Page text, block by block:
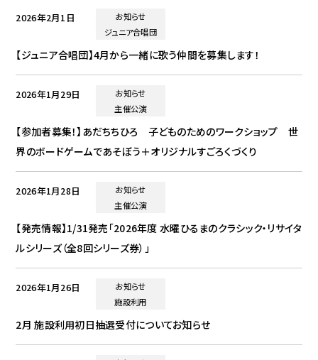
2026年2月1日
お知らせ
ジュニア合唱団
【ジュニア合唱団】4月から一緒に歌う仲間を募集します！
2026年1月29日
お知らせ
主催公演
【参加者募集！】あだちちひろ 子どものためのワークショップ 世
界のボードゲームであそぼう＋オリジナルすごろくづくり
2026年1月28日
お知らせ
主催公演
【発売情報】1/31発売「2026年度 水曜ひるまのクラシック・リサイタ
ルシリーズ（全8回シリーズ券）」
2026年1月26日
お知らせ
施設利用
2月 施設利用初日抽選受付についてお知らせ